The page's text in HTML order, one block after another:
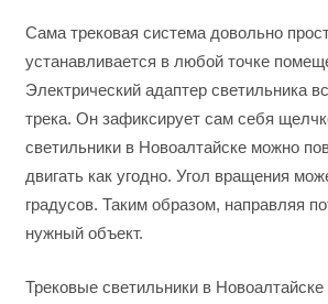
Сама трековая система довольно
устанавливается в любой точке
Электрический адаптер светильника
трека. Он зафиксирует сам себя
светильники в Новоалтайске можно
двигать как угодно. Угол вращения
градусов. Таким образом, направляя
нужный объект.
Трековые светильники в